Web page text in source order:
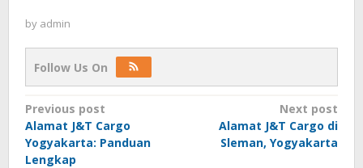
by admin
Follow Us On
Post
navigation
Previous post
Alamat J&T Cargo
Yogyakarta: Panduan
Lengkap
Next post
Alamat J&T Cargo di
Sleman, Yogyakarta